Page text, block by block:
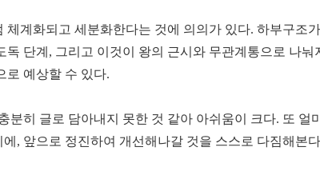
체계화되고 세분화한다는 것에 의의가 있다. 하부구
단계, 그리고 이것이 왕의 근시와 무관계통으로 나
로 예상할 수 있다.
분히 글로 담아내지 못한 것 같아 아쉬움이 크다. 또
, 앞으로 정진하여 개선해나갈 것을 스스로 다짐해본